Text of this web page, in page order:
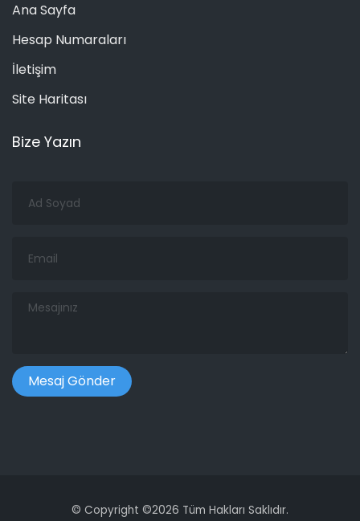
Ana Sayfa
Hesap Numaraları
İletişim
Site Haritası
Bize Yazın
Soyad
Mesajınız
© Copyright ©2026 Tüm Hakları Saklıdır.